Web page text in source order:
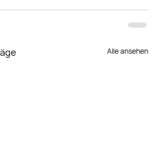
Alle ansehen